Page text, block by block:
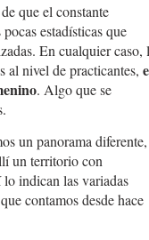
que el constante
estadísticas que
En cualquier caso,
al nivel de practicantes,
. Algo que se
un panorama diferente,
un territorio con
lo indican las variadas
contamos desde hace